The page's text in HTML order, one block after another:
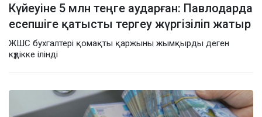
Күйеуіне 5 млн теңге аударған: Павлодарда
есепшіге қатысты тергеу жүргізіліп жатыр
ЖШС бухгалтері қомақты қаржыны жымқырды деген
күдікке ілінді